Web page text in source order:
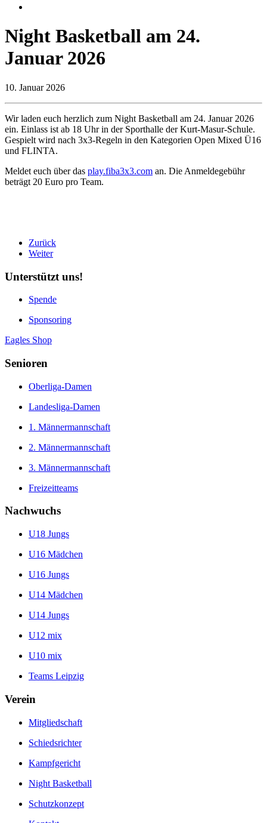
Night Basketball am 24.
Januar 2026
10. Januar 2026
Wir laden euch herzlich zum Night Basketball am 24. Januar 2026
ein. Einlass ist ab 18 Uhr in der Sporthalle der Kurt-Masur-Schule.
Gespielt wird nach 3x3-Regeln in den Kategorien Open Mixed Ü16
und FLINTA.
Meldet euch über das play.fiba3x3.com an. Die Anmeldegebühr
beträgt 20 Euro pro Team.
Zurück
Weiter
Unterstützt uns!
Spende
Sponsoring
Eagles Shop
Senioren
Oberliga-Damen
Landesliga-Damen
1. Männermannschaft
2. Männermannschaft
3. Männermannschaft
Freizeitteams
Nachwuchs
U18 Jungs
U16 Mädchen
U16 Jungs
U14 Mädchen
U14 Jungs
U12 mix
U10 mix
Teams Leipzig
Verein
Mitgliedschaft
Schiedsrichter
Kampfgericht
Night Basketball
Schutzkonzept